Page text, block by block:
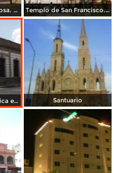
Portada en cantera rosa. Abril/2015 Templo de San Francisco. Abril/2015
Arquitectura neoclásica en el centro de la ciudad. Abril/2015 Santuario